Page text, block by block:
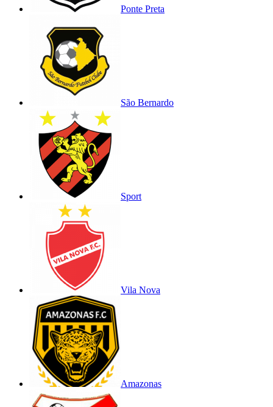
Ponte Preta
São Bernardo
Sport
Vila Nova
Amazonas